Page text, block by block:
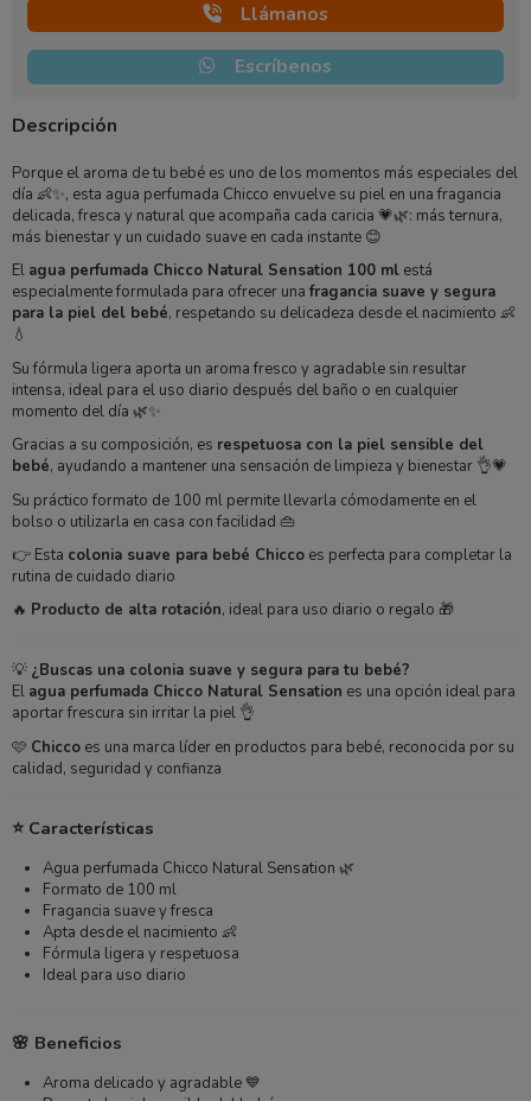
Llámanos
Escríbenos
Descripción
Porque el aroma de tu bebé es uno de los momentos más especiales del
día 👶✨, esta agua perfumada Chicco envuelve su piel en una fragancia
delicada, fresca y natural que acompaña cada caricia 💗🌿: más ternura,
más bienestar y un cuidado suave en cada instante 😊
El agua perfumada Chicco Natural Sensation 100 mlestá
especialmente formulada para ofrecer una fragancia suave y segura
para la piel del bebé, respetando su delicadeza desde el nacimiento 👶
💧
Su fórmula ligera aporta un aroma fresco y agradable sin resultar
intensa, ideal para el uso diario después del baño o en cualquier
momento del día 🌿✨
Gracias a su composición, es respetuosa con la piel sensible del
bebé, ayudando a mantener una sensación de limpieza y bienestar 👌💗
Su práctico formato de 100 ml permite llevarla cómodamente en el
bolso o utilizarla en casa con facilidad 👜
👉 Esta colonia suave para bebé Chiccoes perfecta para completar la
rutina de cuidado diario
🔥 Producto de alta rotación, ideal para uso diario o regalo 🎁
💡 ¿Buscas una colonia suave y segura para tu bebé?
El agua perfumada Chicco Natural Sensation es una opción ideal para
aportar frescura sin irritar la piel 👌
🩷 Chiccoes una marca líder en productos para bebé, reconocida por su
calidad, seguridad y confianza
⭐ Características
Agua perfumada Chicco Natural Sensation 🌿
Formato de 100 ml
Fragancia suave y fresca
Apta desde el nacimiento 👶
Fórmula ligera y respetuosa
Ideal para uso diario
🌸 Beneficios
Aroma delicado y agradable 💙